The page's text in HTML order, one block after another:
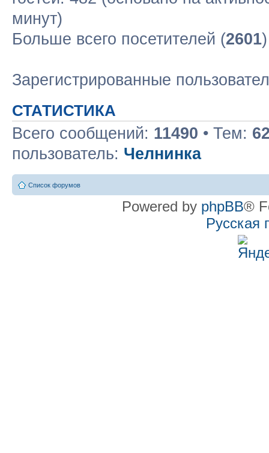
минут)
Больше всего посетителей (2601
Зарегистрированные
СТАТИСТИКА
Всего сообщений: 11490 • Тем:
пользователь: Челнинка
Список форумов
Powered by phpBB®
Русская